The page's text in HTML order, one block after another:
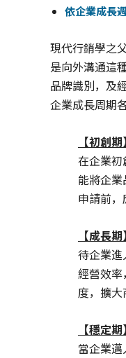
依企業成長
現代行銷學之
是向外溝通這
品牌識別，及
企業成長周期
【初創期
在企業
能將企
申請前，
【成長
待企業
經營效
度，擴大
【穩定期
當企業